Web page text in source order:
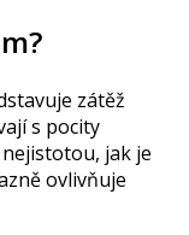
zátěž
s pocity
jak je
ovlivňuje